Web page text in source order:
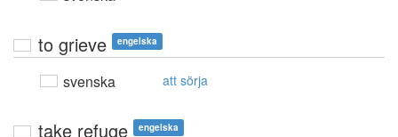
to grieve engelska
svenska att sörja
take refuge engelska